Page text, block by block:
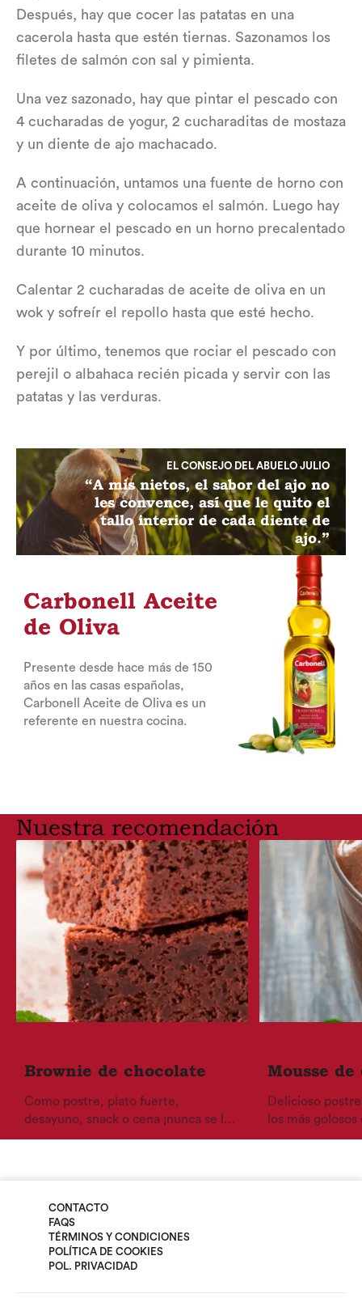
Después, hay que cocer las patatas en una
cacerola hasta que estén tiernas. Sazonamos los
filetes de salmón con sal y pimienta.
Una vez sazonado, hay que pintar el pescado con
4 cucharadas de yogur, 2 cucharaditas de mostaza
y un diente de ajo machacado.
A continuación, untamos una fuente de horno con
aceite de oliva y colocamos el salmón. Luego hay
que hornear el pescado en un horno precalentado
durante 10 minutos.
Calentar 2 cucharadas de aceite de oliva en un
wok y sofreír el repollo hasta que esté hecho.
Y por último, tenemos que rociar el pescado con
perejil o albahaca recién picada y servir con las
patatas y las verduras.
Carbonell Aceite
de Oliva
Presente desde hace más de 150
años en las casas españolas,
Carbonell Aceite de Oliva es un
referente en nuestra cocina.
EL CONSEJO DEL ABUELO JULIO
“A mis nietos, el sabor del ajo no
les convence, así que le quito el
tallo interior de cada diente de
ajo.”
Nuestra recomendación
Brownie de chocolate
Como postre, plato fuerte,
desayuno, snack o cena ¡nunca se le
dice no a un brownie de chocolate!
Mousse
Delicioso
los más golosos
CONTACTO
FAQS
TÉRMINOS Y CONDICIONES
POLÍTICA DE COOKIES
POL. PRIVACIDAD